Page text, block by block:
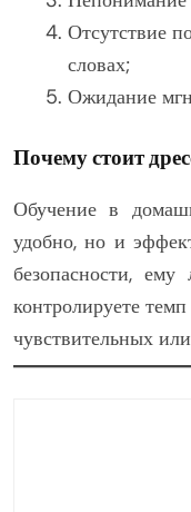
Отсутствие
словах;
Ожидание
Почему стоит
Обучение в
удобно, но и
безопасности, ему
контролируете
чувствительных